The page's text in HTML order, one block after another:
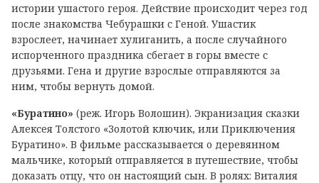
истории ушастого героя. Действие происходит через год
после знакомства Чебурашки с Геной. Ушастик
взрослеет, начинает хулиганить, а после случайного
испорченного праздника сбегает в горы вместе с
друзьями. Гена и другие взрослые отправляются за
ним, чтобы вернуть домой.
«Буратино» (реж. Игорь Волошин). Экранизация сказки
Алексея Толстого «Золотой ключик, или Приключения
Буратино». В фильме рассказывается о деревянном
мальчике, который отправляется в путешествие, чтобы
доказать отцу, что он настоящий сын. В ролях: Виталия